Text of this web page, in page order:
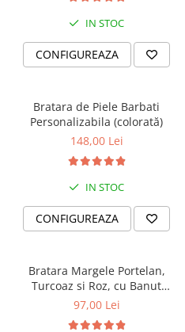
IN STOC
CONFIGUREAZA
Bratara de Piele Barbati
Personalizabila (colorată)
148,00 Lei
IN STOC
CONFIGUREAZA
Bratara Margele Portelan,
Turcoaz si Roz, cu Banut
Personalizat
97,00 Lei